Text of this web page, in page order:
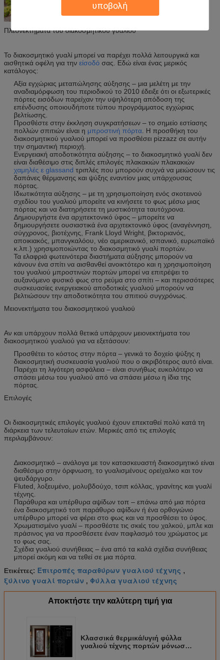
υποβολή
Πλεονεκτήματα του διακοσμητικού γυαλιού
Το διακοσμητικό γυαλί μπορεί να παρέχει πολλά λειτουργικά και
αισθητικά οφέλη για την είσοδό σας. Εδώ είναι ένας μερικός
κατάλογος:
Αξία εγχώριας μεταπώλησης αύξησης – μια μελέτη με την
αναδιαμόρφωση του περιοδικού το 2010 έδειξε ότι οι εξωτερικές
πόρτες εισόδων παρείχαν την υψηλότερη απόδοση της
επένδυσης οποιουδήποτε τύπου προγράμματος εγχώριας
βελτίωσης.
Προσθέστε στην έκκληση συγκρατήσεων – το σημείο εστίασης
πολλών σπιτιών είναι η μπροστινή πόρτα . Η προσθήκη του
διακοσμητικού γυαλιού μπορεί να προσθέσει pizzazz σε αυτήν
την σημαντική περιοχή.
Ενεργειακή αποδοτικότητα αύξησης – το διακοσμητικό γυαλί δεν
είναι διαθέσιμο στις διπλές επιλογές πλακακιών πλακακιών
χαμηλές ε glassand τριπλές που μπορούν συχνά να μειώσουν τις
δαπάνες θέρμανσης και ψύξης εναντίον μιας υπάρχουσας
πόρτας.
Ιδιωτικότητα αύξησης – με τη χρησιμοποίηση ενός σκοτεινού
σχεδίου του γυαλιού μπορείτε να κινήσετε το φως μέσω μιας
πόρτας και να διατηρήσετε τη μυστικότητα ταυτόχρονα.
Δημιουργήστε ένα αρχιτεκτονικό ύφος – μπορείτε να
δημιουργήσετε ουσιαστικά ένα αρχιτεκτονικό ύφος (αναγέννηση,
σύγχρονος, βιοτέχνης, Frank Lloyd Wright, βικτοριανός,
αποικιακός, μπανγκαλόου, νέο αμερικανικό, ισπανικό, ευρωπαϊκό
κ.λπ.) χρησιμοποιώντας το διακοσμητικό γυαλί πορτών.
Τα ελαφριά φωτεινότερα διαστήματα αύξησης μπορούν να
κάνουν ένα σπίτι να αισθανθεί ανοικτότερο και η χρησιμοποίηση
του γυαλιού μπροστινών πορτών μπορεί να επιτρέψει το
αυξανόμενο φυσικό φως στο ρεύμα στο σπίτι – και περισσότερες
συσκευασίες ενεργειακού αποδοτικές γυαλιού μπορούν να
βελτιώσουν την αποδοτικότητα του σπιτιού συγχρόνως.
Μειονεκτήματα του διακοσμητικού γυαλιού
Αν και υπάρχουν πολλά θετικά υπάρχουν μειονεκτήματα του
διακοσμητικού γυαλιού για να εξετάσουν:
Προσθέτει το κόστος στην πόρτα – γενικά το δοχείο ψύξης η
διακοσμητική συσκευασία γυαλιού που ο ακριβότερος αυτό είναι.
Παρέχει τη λιγότερη ασφάλεια – είναι συνήθως ευκολότερο να
σπάσει μέσω του γυαλιού από να σπάσει μέσω η ίδια της
πόρτας.
Επιλογές
Οι διακοσμητικές επιλογές γυαλιού έχουν επεκταθεί πολύ κατά τη
διάρκεια των τελευταίων ετών. Μερικές από τις επιλογές
περιλαμβάνουν:
Διακοσμητικό – ανάλογα με τον κατασκευαστή διακοσμητικό είναι
διαθέσιμο στην όρφνωση, το γυαλισμένους ορείχαλκο και τον
ψευδάργυρο.
Fluted, λοξευμένο, μολυβδούχο, τσιπ κόλλας, γρανίτης και γυαλί
τέχνης.
Παράθυρα και υπέρθυρα αψίδων τοπ – επάνω από μια πόρτα
ένα διακοσμητικό τοπ παράθυρο αψίδων ή ένα ορθογώνιο
υπέρθυρο μπορεί να φέρει στο φως και να προσθέσει το ύφος.
Χρωματισμένο γυαλί – προσθέστε τις σκιές του χαλκού, μπλε και
πράσινος για να προσθέσετε έναν παφλασμό του χρώματος με
το φως σας.
Σχέδια γυαλιού συνήθειας – ένα από τα καλά σχέδια συνήθειας
μπορεί ακόμη και να τεθεί σε μια πόρτα.
Ετικέττες: Επιτροπές παραθύρων γυαλιού τέχνης ,
ξύλινο γυαλί πορτών , Φύλλα γυαλιού τέχνης
Αποκτήστε την καλύτερη τιμή για
Κλασσικά θερμικά/υγιή φύλλα
γυαλιού τέχνης πορτών μόνωσης